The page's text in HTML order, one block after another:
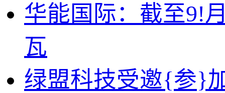
华能国际：截至9!
瓦
绿盟科技受邀{参}